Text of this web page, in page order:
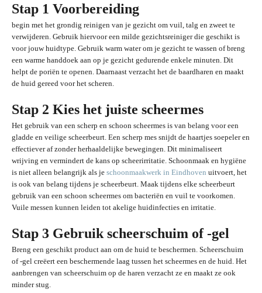
Stap 1 Voorbereiding
begin met het grondig reinigen van je gezicht om vuil, talg en zweet te
verwijderen. Gebruik hiervoor een milde gezichtsreiniger die geschikt is
voor jouw huidtype. Gebruik warm water om je gezicht te wassen of breng
een warme handdoek aan op je gezicht gedurende enkele minuten. Dit
helpt de poriën te openen. Daarnaast verzacht het de baardharen en maakt
de huid gereed voor het scheren.
Stap 2 Kies het juiste scheermes
Het gebruik van een scherp en schoon scheermes is van belang voor een
gladde en veilige scheerbeurt. Een scherp mes snijdt de haartjes soepeler en
effectiever af zonder herhaaldelijke bewegingen. Dit minimaliseert
wrijving en vermindert de kans op scheerirritatie. Schoonmaak en hygiëne
is niet alleen belangrijk als je schoonmaakwerk in Eindhoven uitvoert, het
is ook van belang tijdens je scheerbeurt. Maak tijdens elke scheerbeurt
gebruik van een schoon scheermes om bacteriën en vuil te voorkomen.
Vuile messen kunnen leiden tot akelige huidinfecties en irritatie.
Stap 3 Gebruik scheerschuim of -gel
Breng een geschikt product aan om de huid te beschermen. Scheerschuim
of -gel creëert een beschermende laag tussen het scheermes en de huid. Het
aanbrengen van scheerschuim op de haren verzacht ze en maakt ze ook
minder stug.